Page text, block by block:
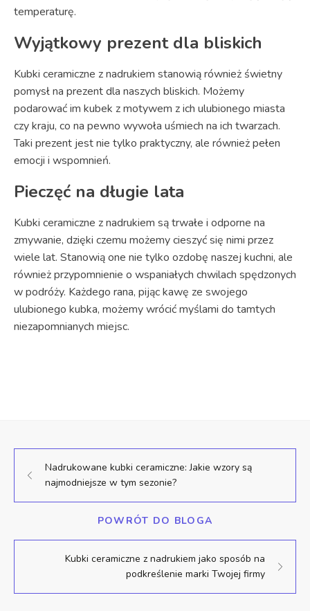
temperaturę.
Wyjątkowy prezent dla bliskich
Kubki ceramiczne z nadrukiem stanowią również świetny
pomysł na prezent dla naszych bliskich. Możemy
podarować im kubek z motywem z ich ulubionego miasta
czy kraju, co na pewno wywoła uśmiech na ich twarzach.
Taki prezent jest nie tylko praktyczny, ale również pełen
emocji i wspomnień.
Pieczęć na długie lata
Kubki ceramiczne z nadrukiem są trwałe i odporne na
zmywanie, dzięki czemu możemy cieszyć się nimi przez
wiele lat. Stanowią one nie tylko ozdobę naszej kuchni, ale
również przypomnienie o wspaniałych chwilach spędzonych
w podróży. Każdego rana, pijąc kawę ze swojego
ulubionego kubka, możemy wrócić myślami do tamtych
niezapomnianych miejsc.
Nadrukowane kubki ceramiczne: Jakie wzory są
najmodniejsze w tym sezonie?
POWRÓT DO BLOGA
Kubki ceramiczne z nadrukiem jako sposób na
podkreślenie marki Twojej firmy